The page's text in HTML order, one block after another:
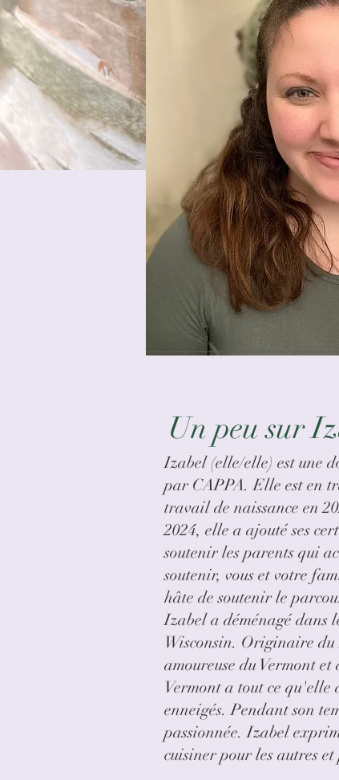
Un peu sur
Izabel (elle/elle) est une
par CAPPA. Elle est en
travail de naissance en
2024, elle a ajouté ses
soutenir les parents qui
soutenir, vous et votre
hâte de soutenir le
Izabel a déménagé dans
Wisconsin. Originaire du
amoureuse du Vermont
Vermont a tout ce qu'elle
enneigés. Pendant son
passionnée. Izabel
cuisiner pour les autres